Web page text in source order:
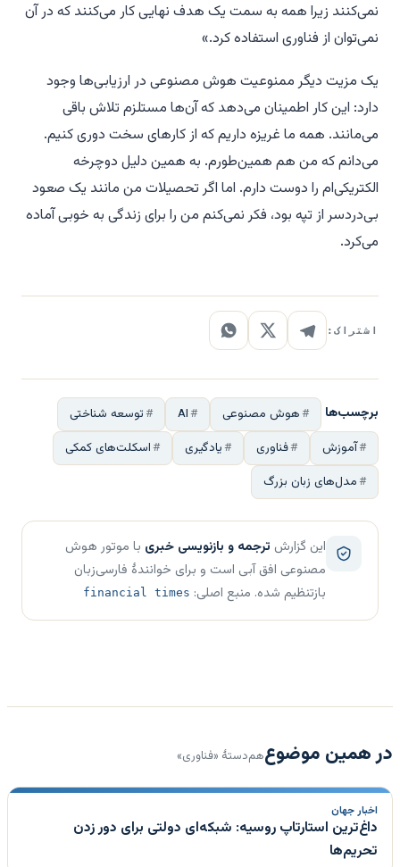
نمی‌کنند زیرا همه به سمت یک هدف نهایی کار می‌کنند که در آن
نمی‌توان از فناوری استفاده کرد.»
یک مزیت دیگر ممنوعیت هوش مصنوعی در ارزیابی‌ها وجود
دارد: این کار اطمینان می‌دهد که آن‌ها مستلزم تلاش باقی
می‌مانند. همه ما غریزه داریم که از کارهای سخت دوری کنیم.
می‌دانم که من هم همین‌طورم. به همین دلیل دوچرخه
الکتریکی‌ام را دوست دارم. اما اگر تحصیلات من مانند یک صعود
بی‌دردسر از تپه بود، فکر نمی‌کنم من را برای زندگی به خوبی آماده
می‌کرد.
اشتراک:
برچسب‌ها هوش مصنوعی AI
توسعه شناختی
آموزش
فناوری یادگیری
اسکلت‌های کمکی
مدل‌های زبان بزرگ
این گزارش ترجمه و بازنویسی خبری با موتور هوش
مصنوعی افق آبی است و برای خوانندهٔ فارسی‌زبان
بازتنظیم شده. منبع اصلی: financial times
در همین موضوعهم‌دستهٔ «فناوری»
اخبار جهان
داغ‌ترین استارتاپ روسیه: شبکه‌ای دولتی برای دور زدن
تحریم‌ها